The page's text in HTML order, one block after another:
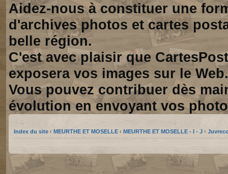
Aidez-nous à constituer une
d'archives photos et cartes
belle région.
C'est avec plaisir que
exposera vos images sur le Web.
Vous pouvez contribuer dès
évolution en envoyant vos
Index du site ‹ MEURTHE ET MOSELLE ‹ MEURTHE ET MOSELLE - I - J ‹